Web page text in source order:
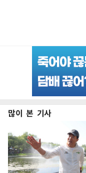
많이 본 기사